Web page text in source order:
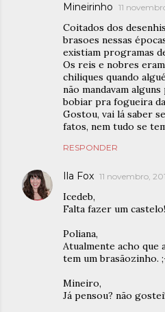
Mineirinho 11
Coitados dos
brasoes nessas
existiam programas
Os reis e nobres
chiliques quando
não mandavam
bobiar pra fogueira
Gostou, vai lá saber
fatos, nem tudo se
RESPONDER
Ila Fox 11 novembro,
Icedeb,
Falta fazer um
Poliana,
Atualmente acho que
tem um brasãozinho.
Mineiro,
Já pensou? não